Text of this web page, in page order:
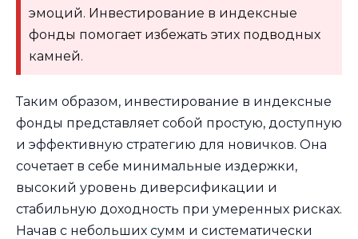
эмоций. Инвестирование в индексные
фонды помогает избежать этих подводных
камней.
Таким образом, инвестирование в индексные
фонды представляет собой простую, доступную
и эффективную стратегию для новичков. Она
сочетает в себе минимальные издержки,
высокий уровень диверсификации и
стабильную доходность при умеренных рисках.
Начав с небольших сумм и систематически